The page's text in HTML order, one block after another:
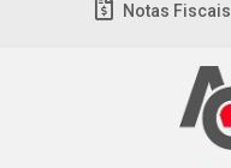
Notas Fiscais